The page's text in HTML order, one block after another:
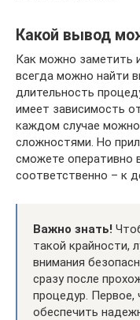
Какой вывод
Как можно заметить
всегда можно найти
длительность
имеет зависимость
каждом случае
сложностями. Но
сможете оперативно
соответственно – к
Важно знать!
такой крайности,
внимания
сразу после
процедур. Первое,
обеспечить